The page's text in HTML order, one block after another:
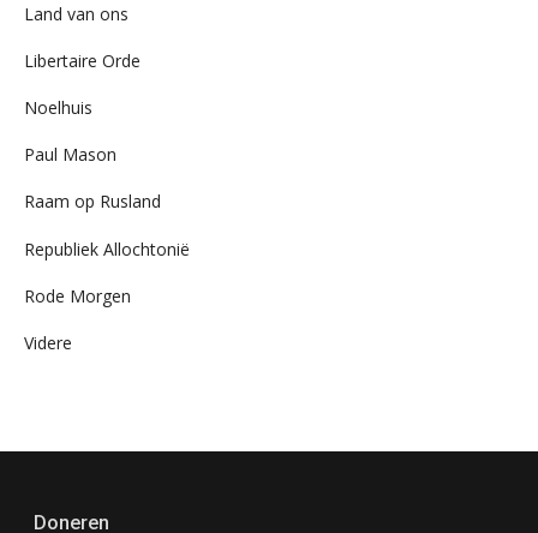
Land van ons
Libertaire Orde
Noelhuis
Paul Mason
Raam op Rusland
Republiek Allochtonië
Rode Morgen
Videre
Doneren